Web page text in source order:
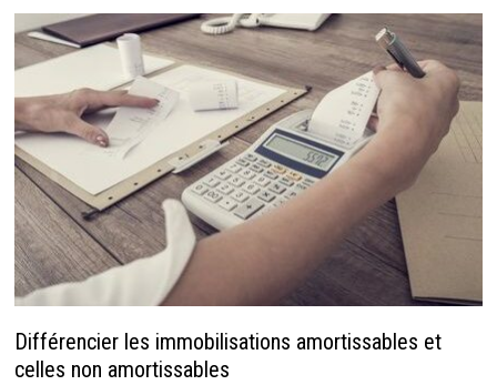
Différencier les immobilisations amortissables et
celles non amortissables